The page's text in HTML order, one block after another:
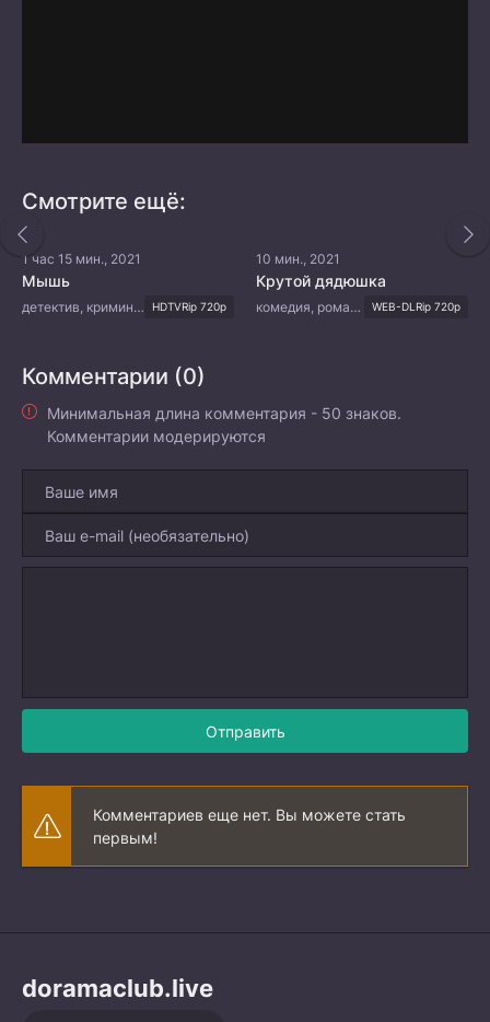
Смотрите ещё:
1 час 15 мин., 2021
Мышь
детектив, криминал, триллер, мистика, психология HDTVRip 720p
10 мин., 2021
Крутой дядюшка
комедия, романтика WEB-DLRip 720p
Комментарии (0)
Минимальная длина комментария - 50 знаков.
Комментарии модерируются
Отправить
Комментариев еще нет. Вы можете стать
первым!
doramaclub.live